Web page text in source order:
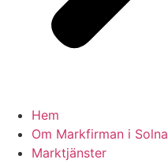
Hem
Om Markfirman i Solna
Marktjänster